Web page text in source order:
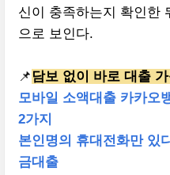
신이 충족하는지 확인한
으로 보인다.
📌 담보 없이 바로 대출
모바일 소액대출 카카오
2가지
본인명의 휴대전화만 있
금대출